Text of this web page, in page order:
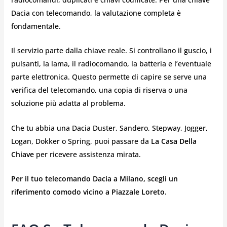
Dacia con telecomando, la valutazione completa è
fondamentale.
Il servizio parte dalla chiave reale. Si controllano il guscio, i
pulsanti, la lama, il radiocomando, la batteria e l’eventuale
parte elettronica. Questo permette di capire se serve una
verifica del telecomando, una copia di riserva o una
soluzione più adatta al problema.
Che tu abbia una Dacia Duster, Sandero, Stepway, Jogger,
Logan, Dokker o Spring, puoi passare da La Casa Della
Chiaveper ricevere assistenza mirata.
Per il tuo telecomando Dacia a Milano, scegli un
riferimento comodo vicino a Piazzale Loreto.